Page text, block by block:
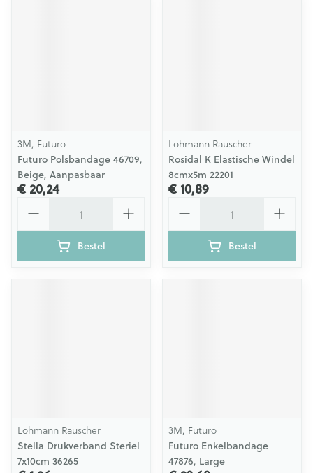
3M, Futuro
Futuro Polsbandage 46709,
Beige, Aanpasbaar
€ 20,24
Bestel
Lohmann Rauscher
Rosidal K Elastische Windel
8cmx5m 22201
€ 10,89
Bestel
Lohmann Rauscher
Stella Drukverband Steriel
7x10cm 36265
3M, Futuro
Futuro Enkelbandage
47876, Large